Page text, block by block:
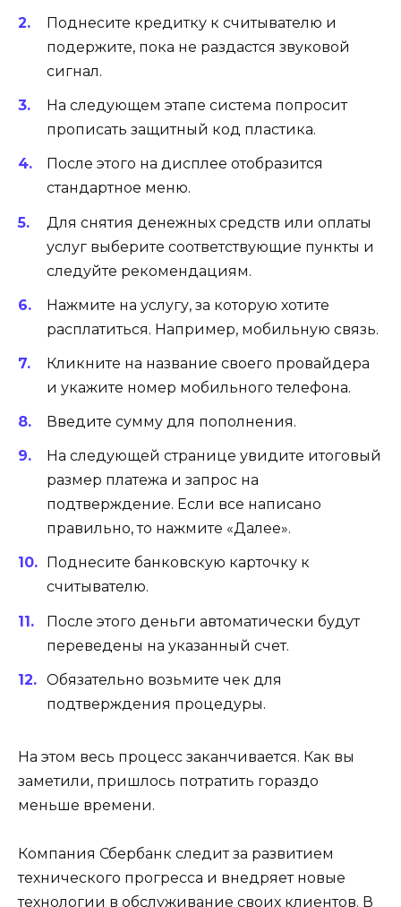
Поднесите кредитку к считывателю и
подержите, пока не раздастся звуковой
сигнал.
На следующем этапе система попросит
прописать защитный код пластика.
После этого на дисплее отобразится
стандартное меню.
Для снятия денежных средств или оплаты
услуг выберите соответствующие пункты и
следуйте рекомендациям.
Нажмите на услугу, за которую хотите
расплатиться. Например, мобильную связь.
Кликните на название своего провайдера
и укажите номер мобильного телефона.
Введите сумму для пополнения.
На следующей странице увидите итоговый
размер платежа и запрос на
подтверждение. Если все написано
правильно, то нажмите «Далее».
Поднесите банковскую карточку к
считывателю.
После этого деньги автоматически будут
переведены на указанный счет.
Обязательно возьмите чек для
подтверждения процедуры.
На этом весь процесс заканчивается. Как вы
заметили, пришлось потратить гораздо
меньше времени.
Компания Сбербанк следит за развитием
технического прогресса и внедряет новые
технологии в обслуживание своих клиентов. В